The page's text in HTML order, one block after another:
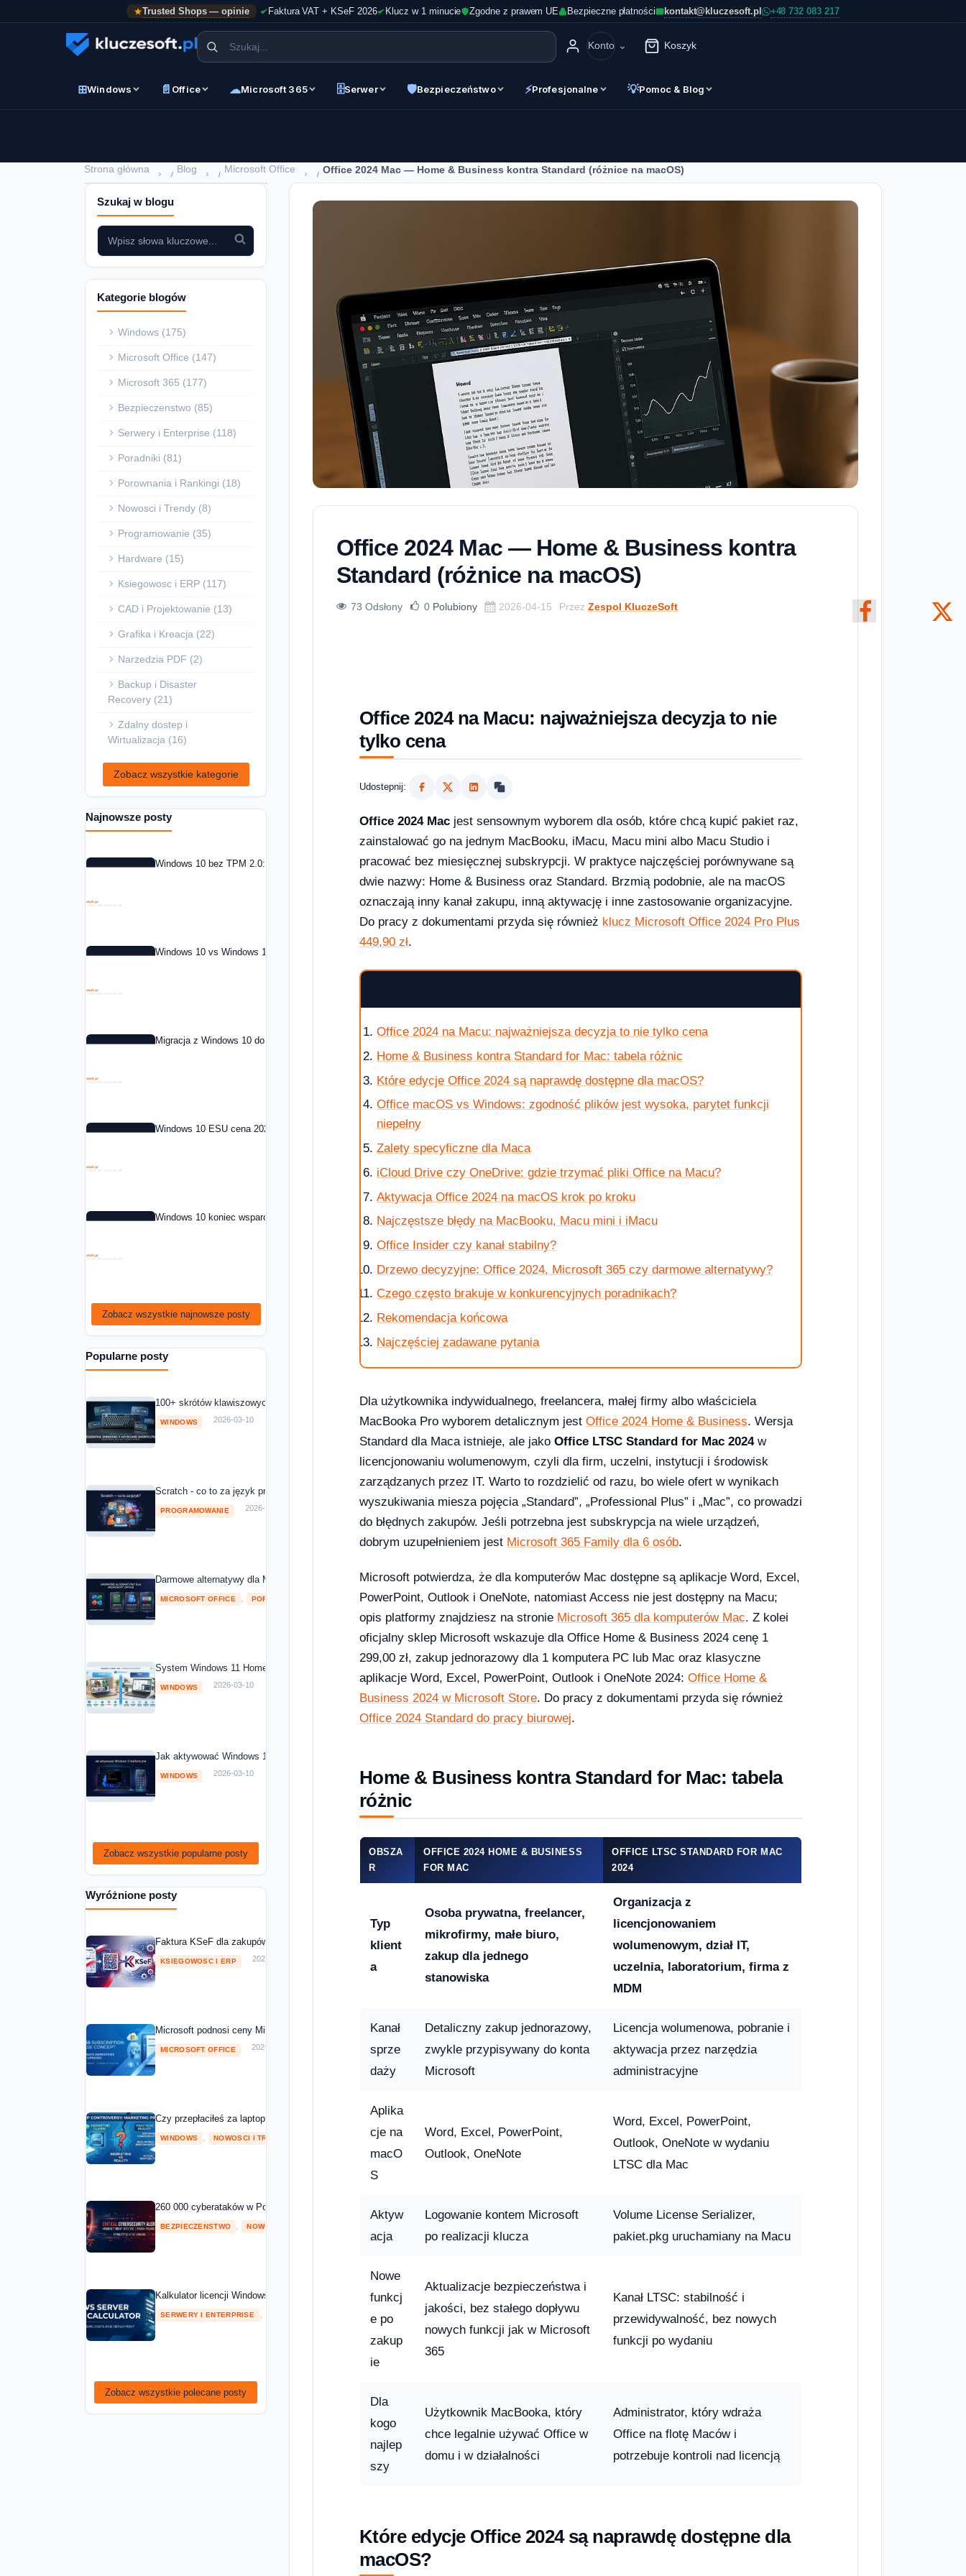
Trusted Shops — opinie Faktura VAT + KSeF 2026 Klucz w 1 minucie Zgodne z prawem UE Bezpieczne płatności kontakt@kluczesoft.pl
Konto Koszyk
⊞Windows 📄 Office ☁Microsoft 365 🗄Serwer 🛡Bezpieczeństwo ⚡Profesjonalne 💡Pomoc & Blog
Strona główna › Blog › Microsoft Office › Office 2024 Mac — Home & Business kontra Standard (różnice na macOS)
Szukaj w blogu
Kategorie blogów
Windows (175)
Microsoft Office (147)
Microsoft 365 (177)
Bezpieczenstwo (85)
Serwery i Enterprise (118)
Poradniki (81)
Porownania i Rankingi (18)
Nowosci i Trendy (8)
Programowanie (35)
Hardware (15)
Ksiegowosc i ERP (117)
CAD i Projektowanie (13)
Grafika i Kreacja (22)
Narzedzia PDF (2)
Backup i Disaster
Recovery (21)
Zdalny dostep i
Wirtualizacja (16)
Zobacz wszystkie kategorie
Najnowsze posty
Windows 10 bez TPM 2.0: co zrobic w 2026?
Windows 10 vs Windows 11: czy warto aktualizowac w 2026?
Migracja z Windows 10 do Windows 11 krok po kroku
Windows 10 ESU cena 2026: co to jest i jak kupic?
Windows 10 koniec wsparcia: co dalej w 2026 roku?
Zobacz wszystkie najnowsze posty
Popularne posty
100+ skrótów klawiszowych Windows 11 i 10 — kompletna ściąga [2026]
WINDOWS 2026-03-10
Scratch - co to za język programowania?
PROGRAMOWANIE 2026-03-10
Darmowe alternatywy dla Microsoft Office — porównanie 6 pakietów w 2026
MICROSOFT OFFICE POROWNANIA I RANKINGI 2026-03-10
System Windows 11 Home vs Windows 11 Pro – porównanie wersji systemów operacyjny
WINDOWS 2026-03-10
Jak aktywować Windows 11 telefonicznie — aktywacja przez telefon krok po kroku [2026]
WINDOWS 2026-03-10
Zobacz wszystkie popularne posty
Wyróżnione posty
Faktura KSeF dla zakupów Microsoft 2026 — co musi wiedzieć dział IT i księgowość
KSIEGOWOSC I ERP 2026-05-01
Microsoft podnosi ceny Microsoft 365 o 13-33% od lipca 2026 — co to oznacza dla Twojej firmy?
MICROSOFT OFFICE 2026-04-08
Czy przepłaciłeś za laptopa z NPU? Microsoft zmienił reguły — producenci i użytkownicy na lodzie
WINDOWS NOWOSCI I TRENDY
260 000 cyberataków w Polsce w 2025 roku — a 71% małych firm wciąż twierdzi, że to ich nie dotyczy
BEZPIECZENSTWO NOWOSCI I TRENDY
Kalkulator licencji Windows Server — oblicz ile potrzebujesz [2026]
SERWERY I ENTERPRISE
Zobacz wszystkie polecane posty
Office 2024 Mac — Home & Business kontra
Standard (różnice na macOS)
73 Odsłony 0 Polubiony 2026-04-15 Przez Zespol KluczeSoft
Office 2024 na Macu: najważniejsza decyzja to nie
tylko cena
Udostepnij:
Office 2024 Mac jest sensownym wyborem dla osób, które chcą kupić pakiet raz,
zainstalować go na jednym MacBooku, iMacu, Macu mini albo Macu Studio i
pracować bez miesięcznej subskrypcji. W praktyce najczęściej porównywane są
dwie nazwy: Home & Business oraz Standard. Brzmią podobnie, ale na macOS
oznaczają inny kanał zakupu, inną aktywację i inne zastosowanie organizacyjne.
Do pracy z dokumentami przyda się również klucz Microsoft Office 2024 Pro Plus
449,90 zł.
Office 2024 na Macu: najważniejsza decyzja to nie tylko cena
Home & Business kontra Standard for Mac: tabela różnic
Które edycje Office 2024 są naprawdę dostępne dla macOS?
Office macOS vs Windows: zgodność plików jest wysoka, parytet funkcji
niepełny
Zalety specyficzne dla Maca
iCloud Drive czy OneDrive: gdzie trzymać pliki Office na Macu?
Aktywacja Office 2024 na macOS krok po kroku
Najczęstsze błędy na MacBooku, Macu mini i iMacu
Office Insider czy kanał stabilny?
Drzewo decyzyjne: Office 2024, Microsoft 365 czy darmowe alternatywy?
Czego często brakuje w konkurencyjnych poradnikach?
Rekomendacja końcowa
Najczęściej zadawane pytania
Dla użytkownika indywidualnego, freelancera, małej firmy albo właściciela
MacBooka Pro wyborem detalicznym jest Office 2024 Home & Business. Wersja
Standard dla Maca istnieje, ale jako Office LTSC Standard for Mac 2024w
licencjonowaniu wolumenowym, czyli dla firm, uczelni, instytucji i środowisk
zarządzanych przez IT. Warto to rozdzielić od razu, bo wiele ofert w wynikach
wyszukiwania miesza pojęcia „Standard”, „Professional Plus” i „Mac”, co prowadzi
do błędnych zakupów. Jeśli potrzebna jest subskrypcja na wiele urządzeń,
dobrym uzupełnieniem jest Microsoft 365 Family dla 6 osób.
Microsoft potwierdza, że dla komputerów Mac dostępne są aplikacje Word, Excel,
PowerPoint, Outlook i OneNote, natomiast Access nie jest dostępny na Macu;
opis platformy znajdziesz na stronie Microsoft 365 dla komputerów Mac. Z kolei
oficjalny sklep Microsoft wskazuje dla Office Home & Business 2024 cenę 1
299,00 zł, zakup jednorazowy dla 1 komputera PC lub Mac oraz klasyczne
aplikacje Word, Excel, PowerPoint, Outlook i OneNote 2024: Office Home &
Business 2024 w Microsoft Store. Do pracy z dokumentami przyda się również
Office 2024 Standard do pracy biurowej.
Home & Business kontra Standard for Mac: tabela
różnic
OBSZA
R
OFFICE 2024 HOME & BUSINESS
FOR MAC
OFFICE LTSC STANDARD FOR MAC
2024
Typ
klient
a
Osoba prywatna, freelancer,
mikrofirmy, małe biuro,
zakup dla jednego
stanowiska
Organizacja z
licencjonowaniem
wolumenowym, dział IT,
uczelnia, laboratorium, firma z
MDM
Kanał
sprze
daży
Detaliczny zakup jednorazowy,
zwykle przypisywany do konta
Microsoft
Licencja wolumenowa, pobranie i
aktywacja przez narzędzia
administracyjne
Aplika
cje na
macO
S
Word, Excel, PowerPoint,
Outlook, OneNote
Word, Excel, PowerPoint,
Outlook, OneNote w wydaniu
LTSC dla Mac
Aktyw
acja
Logowanie kontem Microsoft
po realizacji klucza
Volume License Serializer,
pakiet.pkg uruchamiany na Macu
Nowe
funkcj
e po
zakup
ie
Aktualizacje bezpieczeństwa i
jakości, bez stałego dopływu
nowych funkcji jak w Microsoft
365
Kanał LTSC: stabilność i
przewidywalność, bez nowych
funkcji po wydaniu
Dla
kogo
najlep
szy
Użytkownik MacBooka, który
chce legalnie używać Office w
domu i w działalności
Administrator, który wdraża
Office na flotę Maców i
potrzebuje kontroli nad licencją
Które edycje Office 2024 są naprawdę dostępne dla
macOS?